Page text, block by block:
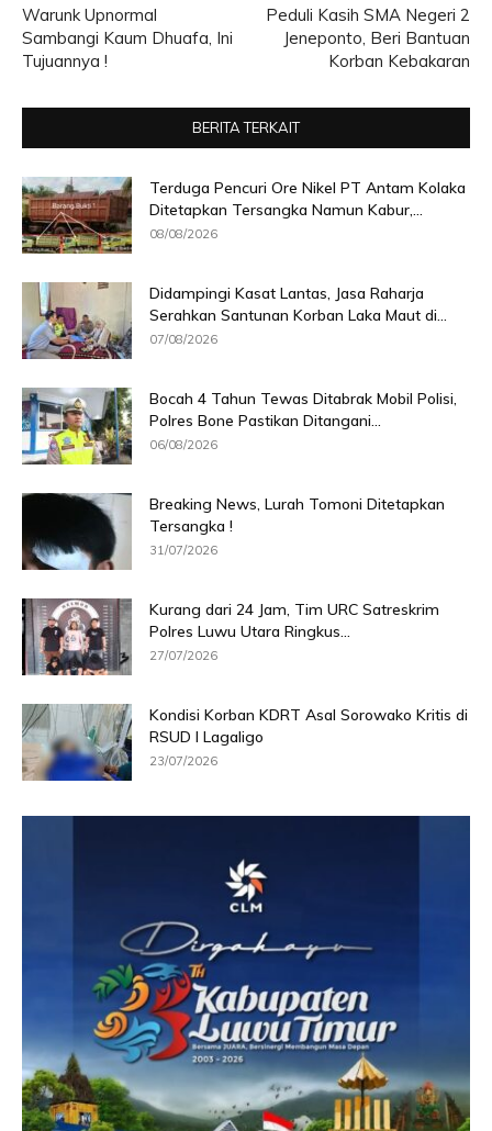
Warunk Upnormal
Sambangi Kaum Dhuafa, Ini
Tujuannya !
Peduli Kasih SMA Negeri 2
Jeneponto, Beri Bantuan
Korban Kebakaran
BERITA TERKAIT
Terduga Pencuri Ore Nikel PT Antam Kolaka
Ditetapkan Tersangka Namun Kabur,...
08/08/2026
Didampingi Kasat Lantas, Jasa Raharja
Serahkan Santunan Korban Laka Maut di...
07/08/2026
Bocah 4 Tahun Tewas Ditabrak Mobil Polisi,
Polres Bone Pastikan Ditangani...
06/08/2026
Breaking News, Lurah Tomoni Ditetapkan
Tersangka !
31/07/2026
Kurang dari 24 Jam, Tim URC Satreskrim
Polres Luwu Utara Ringkus...
27/07/2026
Kondisi Korban KDRT Asal Sorowako Kritis di
RSUD I Lagaligo
23/07/2026